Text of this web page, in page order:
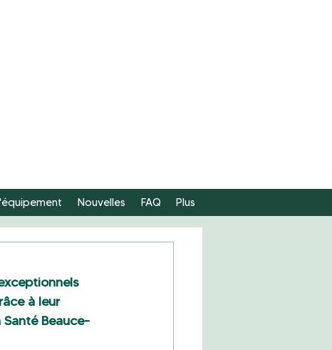
Nouvelles FAQ Plus
à leur
Beauce-